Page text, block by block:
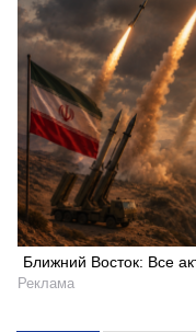
Ближний Восток: Все
Реклама